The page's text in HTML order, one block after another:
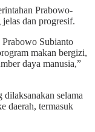
Prabowo-
dan progresif.
Subianto
makan bergizi,
daya manusia,”
selama
daerah, termasuk